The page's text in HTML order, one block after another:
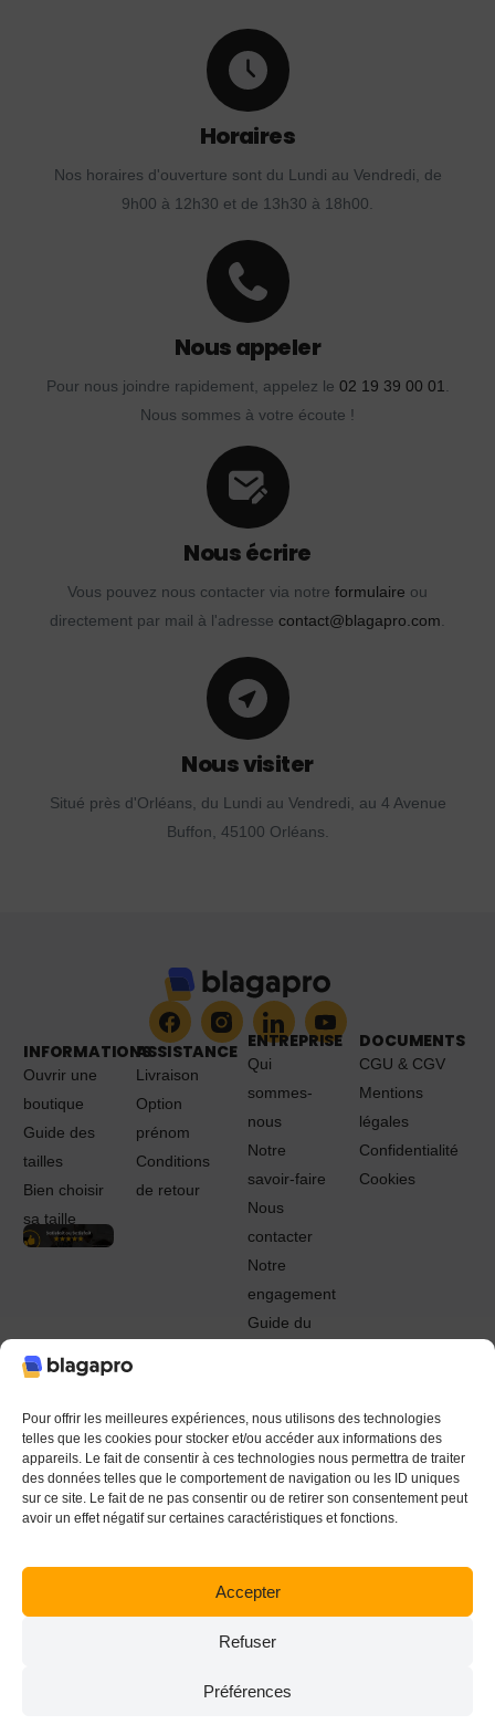
Pour offrir les meilleures expériences, nous utilisons des technologies
telles que les cookies pour stocker et/ou accéder aux informations des
appareils. Le fait de consentir à ces technologies nous permettra de traiter
des données telles que le comportement de navigation ou les ID uniques
sur ce site. Le fait de ne pas consentir ou de retirer son consentement peut
avoir un effet négatif sur certaines caractéristiques et fonctions.
Accepter
Refuser
Préférences
Horaires
Nos horaires d'ouverture sont du Lundi au Vendredi, de
9h00 à 12h30 et de 13h30 à 18h00.
Nous appeler
Pour nous joindre rapidement, appelez le 02 19 39 00 01.
Nous sommes à votre écoute !
Nous écrire
Vous pouvez nous contacter via notre formulaire ou
directement par mail à l'adresse contact@blagapro.com.
Nous visiter
Situé près d'Orléans, du Lundi au Vendredi, au 4 Avenue
Buffon, 45100 Orléans.
INFORMATIONS
Ouvrir une
boutique
Guide des
tailles
Bien choisir
sa taille
ASSISTANCE
Livraison
Option
prénom
Conditions
de retour
ENTREPRISE
Qui
sommes-
nous
Notre
savoir-faire
Nous
contacter
Notre
engagement
Guide du
DOCUMENTS
CGU & CGV
Mentions
légales
Confidentialité
Cookies
© 2022 - 2024 Blagapro. Tous droits réservés. Textiles
personnalisés à Orléans